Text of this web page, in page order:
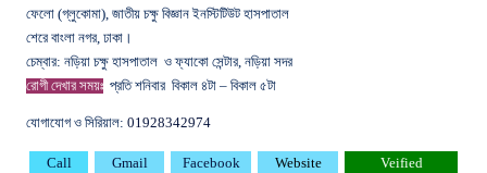
ফেলো (গ্লুকোমা), জাতীয় চক্ষু বিজ্ঞান ইনস্টিটিউট হাসপাতাল
শেরে বাংলা নগর, ঢাকা।
চেম্বার: নড়িয়া চক্ষু হাসপাতাল ও ফ্যাকো সেন্টার, নড়িয়া সদর
রোগী দেখার সময়ঃ প্রতি শনিবার বিকাল ৪টা – বিকাল ৫টা
যোগাযোগ ও সিরিয়াল: 01928342974
Call Gmail Facebook Website
Veified